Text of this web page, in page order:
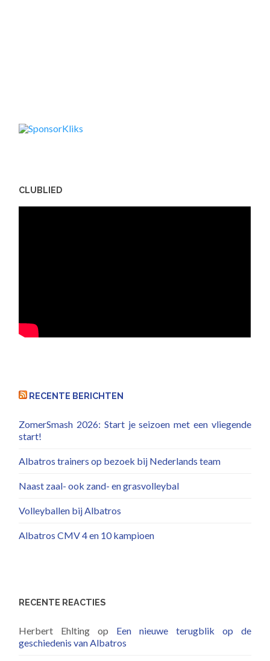
CLUBLIED
RECENTE BERICHTEN
ZomerSmash 2026: Start je seizoen met een vliegende
start!
Albatros trainers op bezoek bij Nederlands team
Naast zaal- ook zand- en grasvolleybal
Volleyballen bij Albatros
Albatros CMV 4 en 10 kampioen
RECENTE REACTIES
Herbert Ehlting op Een nieuwe terugblik op de
geschiedenis van Albatros